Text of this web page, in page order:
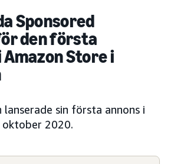
Sponsored
den första
Store i
sin första annons i
oktober 2020.